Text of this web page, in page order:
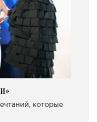
которые